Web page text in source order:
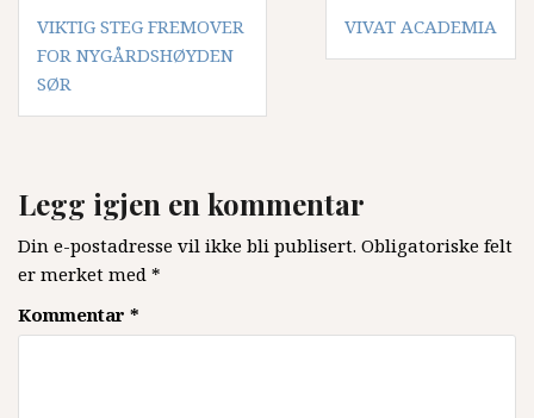
Innleggsnavigasjon
VIKTIG STEG FREMOVER
FOR NYGÅRDSHØYDEN
SØR
VIVAT ACADEMIA
Legg igjen en kommentar
Din e-postadresse vil ikke bli publisert. Obligatoriske felt
er merket med *
Kommentar *